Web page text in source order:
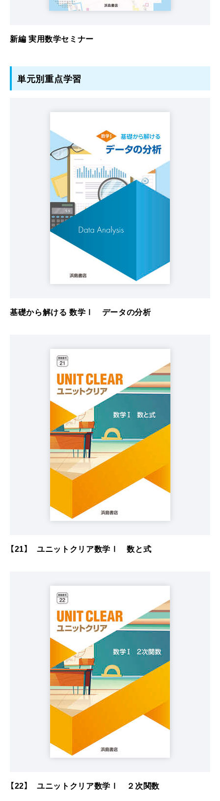
新編 実用数学セミナー
単元別重点学習
基礎から解ける 数学Ⅰ データの分析
【21】 ユニットクリア数学Ⅰ 数と式
【22】 ユニットクリア数学Ⅰ ２次関数